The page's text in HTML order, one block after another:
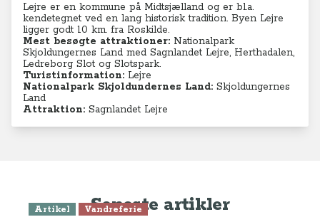
Lejre er en kommune på Midtsjælland og er bl.a.
kendetegnet ved en lang historisk tradition. Byen Lejre
ligger godt 10 km. fra Roskilde.
Mest besøgte attraktioner: Nationalpark
Skjoldungernes Land med Sagnlandet Lejre, Herthadalen,
Ledreborg Slot og Slotspark.
Turistinformation: Lejre
Nationalpark Skjoldundernes Land: Skjoldungernes
Land
Attraktion: Sagnlandet Lejre
Seneste artikler
Artikel Vandreferie